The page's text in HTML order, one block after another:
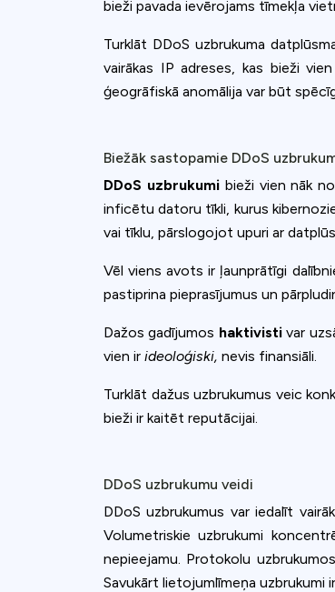
bieži pavada ievērojams tīmekļa
Turklāt DDoS uzbrukuma
vairākas IP adreses, kas bieži
ģeogrāfiskā anomālija var būt
Biežāk sastopamie DDoS
DDoS uzbrukumibieži vien nāk
inficētu datoru tīkli, kurus
vai tīklu, pārslogojot upuri ar
Vēl viens avots ir ļaunprātīgi
pastiprina pieprasījumus un
Dažos gadījumos haktivistivar
vien ir ideoloģiski, nevis finansiāli.
Turklāt dažus uzbrukumus veic
bieži ir kaitēt reputācijai.
DDoS uzbrukumu veidi
DDoS uzbrukumus var iedalīt
Volumetriskie uzbrukumi
nepieejamu. Protokolu
Savukārt lietojumlīmeņa uzbrukumi